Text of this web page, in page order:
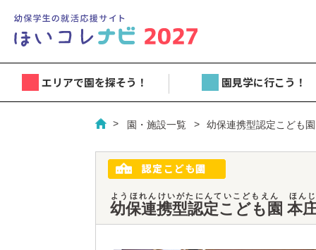
エリアで園を探そう！ 園見学に行こう！
園・施設一覧 幼保連携型認定こども
幼保連携型認定こども園 本
ようほれんけいがたにんていこどもえん ほん